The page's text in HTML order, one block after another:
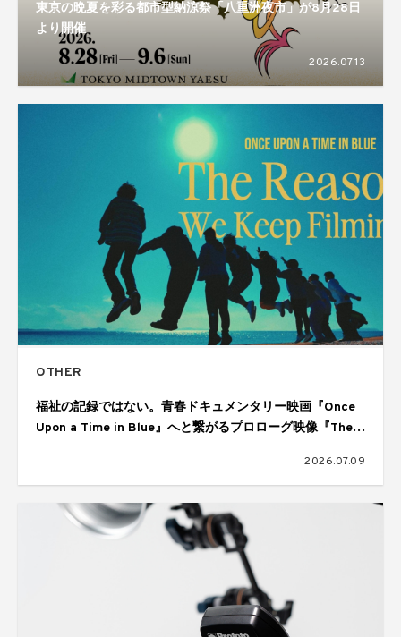
東京の晩夏を彩る都市型納涼祭「八重洲夜市」が8月28日
より開催
2026.07.13
OTHER
福祉の記録ではない。青春ドキュメンタリー映画『Once
Upon a Time in Blue』へと繋がるプロローグ映像『The
2026.07.09